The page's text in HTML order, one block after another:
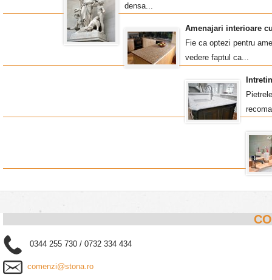
densa...
Amenajari interioare
Fie ca optezi pentru
vedere faptul ca...
0344 255 730 / 0732 334 434
comenzi@stona.ro